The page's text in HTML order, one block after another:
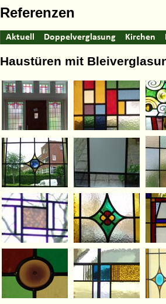
Referenzen
Aktuell Doppelverglasung Kirchen
Haustüren mit